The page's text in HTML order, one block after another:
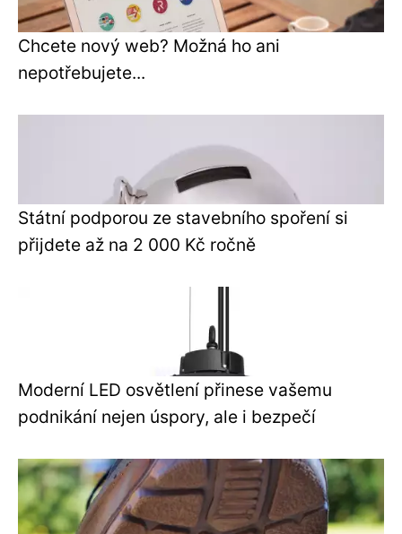
Chcete nový web? Možná ho ani
nepotřebujete...
Státní podporou ze stavebního spoření si
přijdete až na 2 000 Kč ročně
Moderní LED osvětlení přinese vašemu
podnikání nejen úspory, ale i bezpečí